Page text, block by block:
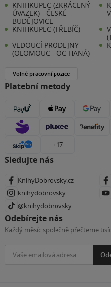
KNIHKUPEC (ZKRÁCENÝ
ÚVAZEK) - ČESKÉ
BUDĚJOVICE
KNIHKUPEC (TŘEBÍČ)
VEDOUCÍ PRODEJNY
(OLOMOUC - OC HANÁ)
Volné pracovní pozice
Platební metody
+ 17
Sledujte nás
KnihyDobrovsky.cz
knihydobrovsky
@knihydobrovsky
Odebírejte nás
Každý měsíc společně přečteme